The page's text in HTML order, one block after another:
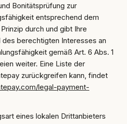
Bonitätsprüfung zur
entsprechend dem
durch und gibt Ihre
des berechtigten Interesses an
gemäß Art. 6 Abs. 1
weiter. Eine Liste der
zurückgreifen kann, findet
legal-payment-
eines lokalen Drittanbieters